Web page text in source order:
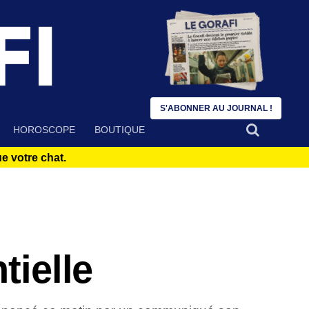
HOROSCOPE BOUTIQUE
votre chat.
S'ABONNER AU JOURNAL !